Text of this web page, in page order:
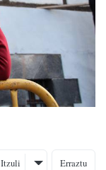
Itzuli Erraztu